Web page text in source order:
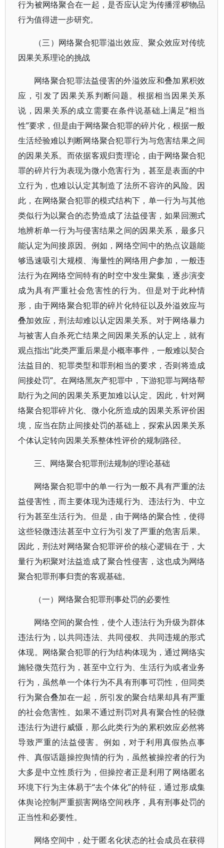
行为被网络聚合在一起，是否应认定为传播淫秽物品
行为值得进一步研究。
（三）网络聚合犯罪溢出效应、聚众效应对传统
因果关系理论的挑战
网络聚合犯罪法益侵害的外溢效应和叠加累积效
应，引发了因果关系判断问题。根据相当因果关系
说，因果关系的成立需要在条件说基础上满足“相当
性”要求，但是由于网络聚合犯罪的碎片化，根据一般
生活经验难以判断网络聚合犯罪行为与危害结果之间
的因果关系。而依据客观归责理论，由于网络聚合犯
罪的碎片行为表现为微小危害行为，甚至是表面的中
立行为，也难以认定其制造了法所不容许的风险。因
此，在网络聚合犯罪的模式结构下，单一行为与其他
类似行为以聚合的态势造成了法益侵害，如果回溯式
地辨析单一行为与侵害结果之间的因果关系，最多只
能认定为间接原因。例如，网络空间中的热点议题能
够迅速吸引大规模、海量性的网络用户参加，一般违
法行为在网络空间特有的时空中发生聚集，逐步演变
成为具有严重社会危害性的行为。但是对于此种情
形，由于网络聚合犯罪的碎片化特征以及外溢效应与
叠加效应，刑法却难以认定因果关系。对于网络暴力
与被害人自杀死亡结果之间因果关系的认定上，就有
观点指出“此类严重后果是小概率事件，一般难以契合
法益目的、犯罪类型和罪刑相当的要求，否则将造成
间接处罚”。在网络黑灰产犯罪中，下游犯罪与网络帮
助行为之间的因果关系更加难以认定。因此，针对网
络聚合犯罪碎片化、微小化所造成的因果关系评价困
境，应当在防止间接处罚的基础上，探索从因果关系
个体认定转向因果关系整体性评价的规制路径。
三、网络聚合犯罪刑法规制的理论基础
网络聚合犯罪中的单一行为一般不具有严重的法
益侵害性，而主要体现为违规行为、违法行为、中立
行为甚至生活行为。但是，由于网络的聚合性，使得
这些轻微违法甚至中立行为引发了严重的危害后果。
因此，刑法对网络聚合犯罪评价的核心逻辑在于，大
量行为积聚对法益造成了聚合性侵害，这也成为网络
聚合犯罪刑事归责的客观基础。
（一）网络聚合犯罪刑事处罚的必要性
网络空间的聚合性，使个人违法行为升级为群体
违法行为，以共同违法、共同侵权、共同违规的形式
体现。网络聚合犯罪的行为结构体现为，通过网络实
施轻微失范行为，甚至中立行为、生活行为或者业务
行为，虽然单一个体行为不具有刑事可罚性，但同类
行为聚合叠加在一起，所引发的聚合结果却具有严重
的社会危害性。如果不通过刑罚对具有聚合性的轻微
违法行为进行威慑，那么此类行为的累积效应必然将
导致严重的法益侵害。例如，对于利用真假热点事
件、真假话题操控舆情的行为，虽然被操控者的行为
大多是中立性质行为，但操控者正是利用了网络匿名
环境下行为主体易于“去个体化”的特征，通过形成集
体舆论控制严重损害网络空间秩序，具有刑事处罚的
正当性和必要性。
网络空间中，处于匿名化状态的社会成员在获得